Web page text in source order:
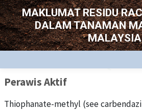
MAKLUMAT RESIDU
DALAM TANAMAN
MALAYSIA
Perawis Aktif
Thiophanate-methyl (see